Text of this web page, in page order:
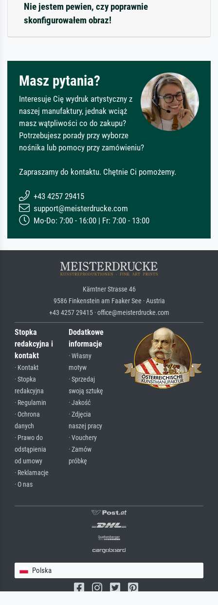
Nie jestem pewien, czy poprawnie
skonfigurowałem obraz!
Masz pytania?
Interesuje Cię wydruk artystyczny z
naszej manufaktury, jednak wciąż
masz wątpliwości co do zakupu?
Potrzebujesz porady przy wyborze
nośnika lub pomocy przy zamówieniu?
Zapraszamy do kontaktu. Chętnie Ci pomożemy.
+43 4257 29415
support@meisterdrucke.com
Mo-Do: 7:00 - 16:00 | Fr: 7:00 - 13:00
Kärntner Strasse 46
9586 Finkenstein am Faaker See · Austria
+43 4257 29415 · office@meisterdrucke.com
Stopka
redakcyjna i
kontakt
· Kontakt
· Stopka
redakcyjna
· Regulamin
· Ochrona
danych
· Prawo do
odstąpienia
od umowy
· Reklamacje
· O nas
Dodatkowe
informacje
· Własny
motyw
· Sprzedaj
swoją sztukę
· Jakość
· Zdjęcia
naszej pracy
· Vouchery
· Zamów
próbkę
Polska